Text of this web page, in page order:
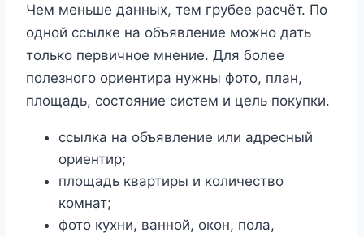
Чем меньше данных, тем грубее расчёт. По
одной ссылке на объявление можно дать
только первичное мнение. Для более
полезного ориентира нужны фото, план,
площадь, состояние систем и цель покупки.
ссылка на объявление или адресный
ориентир;
площадь квартиры и количество
комнат;
фото кухни, ванной, окон, пола,